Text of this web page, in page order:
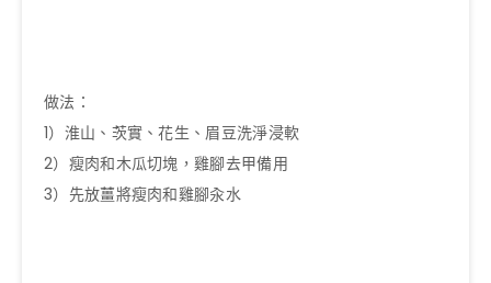
做法：
1）淮山、茨實、花生、眉豆洗淨浸軟
2）瘦肉和木瓜切塊，雞腳去甲備用
3）先放薑將瘦肉和雞腳汆水